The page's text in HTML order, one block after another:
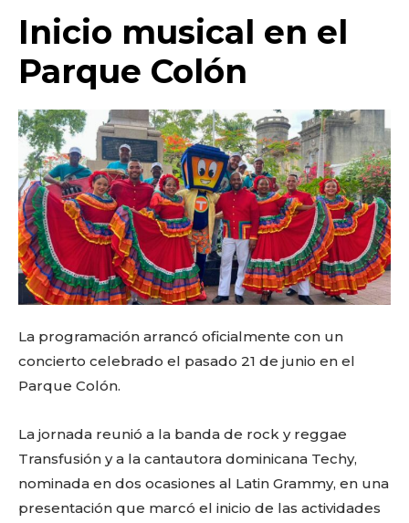
to stay in the loop.
Inicio musical en el
Parque Colón
La programación arrancó oficialmente con un
concierto celebrado el pasado 21 de junio en el
Parque Colón.
La jornada reunió a la banda de rock y reggae
Transfusión y a la cantautora dominicana Techy,
nominada en dos ocasiones al Latin Grammy, en una
presentación que marcó el inicio de las actividades